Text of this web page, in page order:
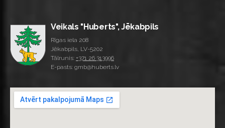
Veikals "Huberts", Jēkabpils
Rīgas iela 208
Jēkabpils, LV-5202
Tālrunis: +371 26 313996
E-pasts: gmb@huberts.lv